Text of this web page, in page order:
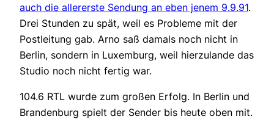
auch die allererste Sendung an eben jenem 9.9.91.
Drei Stunden zu spät, weil es Probleme mit der
Postleitung gab. Arno saß damals noch nicht in
Berlin, sondern in Luxemburg, weil hierzulande das
Studio noch nicht fertig war.
104.6 RTL wurde zum großen Erfolg. In Berlin und
Brandenburg spielt der Sender bis heute oben mit.